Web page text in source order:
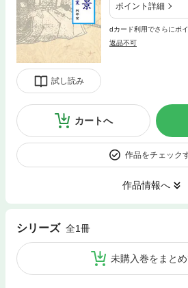
試し読み
ポイント詳細
dカード利用でさらにポ
返品不可
カートへ
作品をチェック
作品情報へ
シリーズ 全1冊
未購入巻をまと